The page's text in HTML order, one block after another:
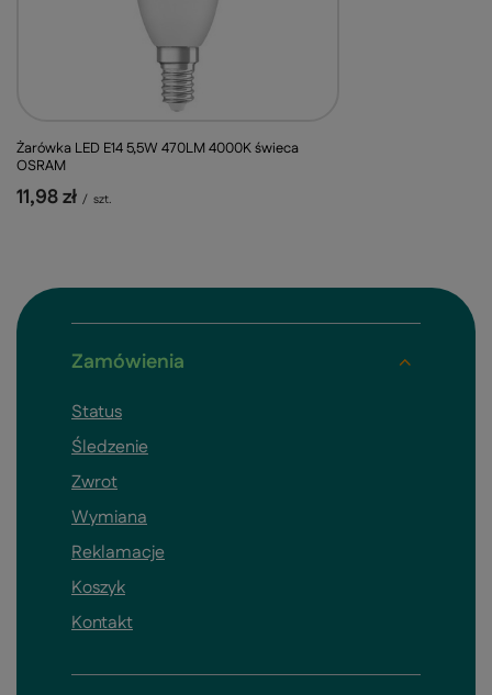
Żarówka LED E14 5,5W 470LM 4000K świeca
OSRAM
11,98 zł / szt.
Zamówienia
Status
Śledzenie
Zwrot
Wymiana
Reklamacje
Koszyk
Kontakt